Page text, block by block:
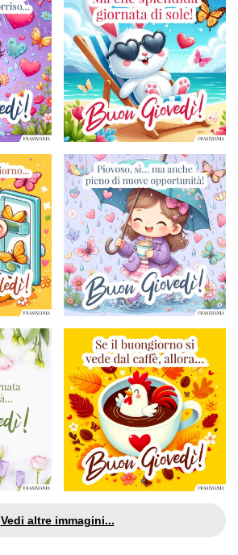
Vedi altre immagini...